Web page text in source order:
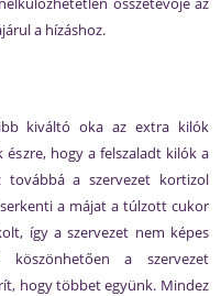
a hízáshoz.
kiváltó oka az extra kilók
észre, hogy a felszaladt kilók a
továbbá a szervezet kortizol
a májat a túlzott cukor
így a szervezet nem képes
a szervezet
hogy többet együnk. Mindez